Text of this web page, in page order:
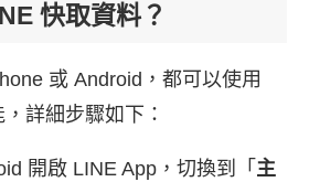
快取資料？
或 Android，都可以使用
詳細步驟如下：
開啟 LINE App，切換到「 主